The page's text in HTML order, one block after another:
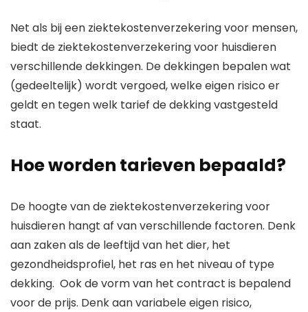
Net als bij een ziektekostenverzekering voor mensen,
biedt de ziektekostenverzekering voor huisdieren
verschillende dekkingen. De dekkingen bepalen wat
(gedeeltelijk) wordt vergoed, welke eigen risico er
geldt en tegen welk tarief de dekking vastgesteld
staat.
Hoe worden tarieven bepaald?
De hoogte van de ziektekostenverzekering voor
huisdieren hangt af van verschillende factoren. Denk
aan zaken als de leeftijd van het dier, het
gezondheidsprofiel, het ras en het niveau of type
dekking. Ook de vorm van het contract is bepalend
voor de prijs. Denk aan variabele eigen risico,